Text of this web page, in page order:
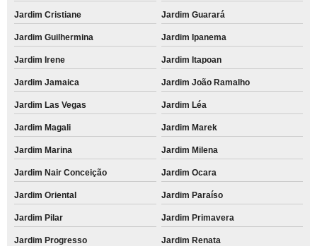
Jardim Cristiane Jardim Guarará
Jardim Guilhermina Jardim Ipanema
Jardim Irene Jardim Itapoan
Jardim Jamaica Jardim João Ramalho
Jardim Las Vegas Jardim Léa
Jardim Magali Jardim Marek
Jardim Marina Jardim Milena
Jardim Nair Conceição Jardim Ocara
Jardim Oriental Jardim Paraíso
Jardim Pilar Jardim Primavera
Jardim Progresso Jardim Renata